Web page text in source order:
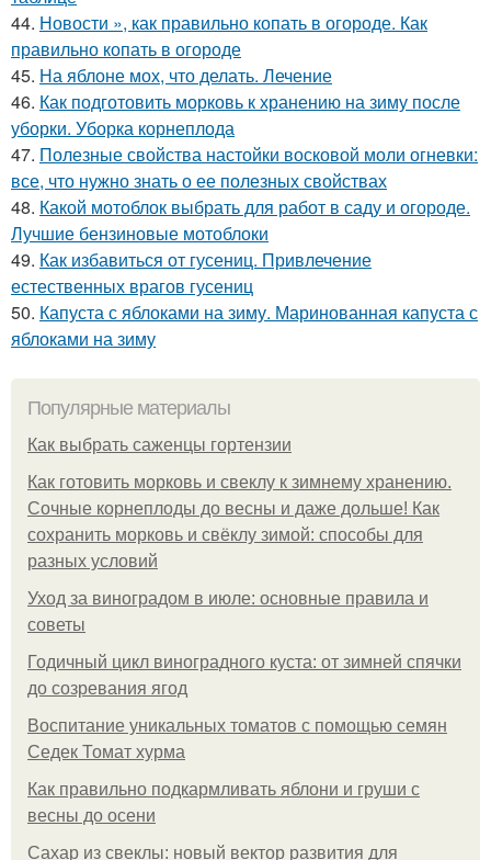
44. Новости », как правильно копать в огороде. Как
правильно копать в огороде
45. На яблоне мох, что делать. Лечение
46. Как подготовить морковь к хранению на зиму после
уборки. Уборка корнеплода
47. Полезные свойства настойки восковой моли огневки:
все, что нужно знать о ее полезных свойствах
48. Какой мотоблок выбрать для работ в саду и огороде.
Лучшие бензиновые мотоблоки
49. Как избавиться от гусениц. Привлечение
естественных врагов гусениц
50. Капуста с яблоками на зиму. Маринованная капуста с
яблоками на зиму
Популярные материалы
Как выбрать саженцы гортензии
Как готовить морковь и свеклу к зимнему хранению.
Сочные корнеплоды до весны и даже дольше! Как
сохранить морковь и свёклу зимой: способы для
разных условий
Уход за виноградом в июле: основные правила и
советы
Годичный цикл виноградного куста: от зимней спячки
до созревания ягод
Воспитание уникальных томатов с помощью семян
Седек Томат хурма
Как правильно подкармливать яблони и груши с
весны до осени
Сахар из свеклы: новый вектор развития для